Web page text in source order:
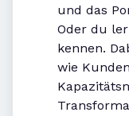
und das
Oder du
kennen.
wie